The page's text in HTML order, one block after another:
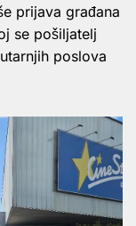
prijava građana
se pošiljatelj
poslova